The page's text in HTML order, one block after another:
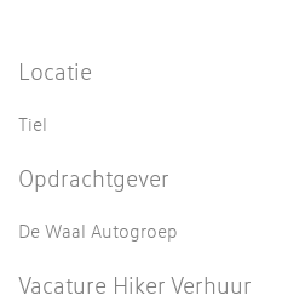
Locatie
Tiel
Opdrachtgever
De Waal Autogroep
Vacature Hiker Verhuur